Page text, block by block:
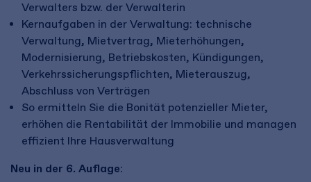
Verwalters bzw. der Verwalterin
Kernaufgaben in der Verwaltung: technische
Verwaltung, Mietvertrag, Mieterhöhungen,
Modernisierung, Betriebskosten, Kündigungen,
Verkehrssicherungspflichten, Mieterauszug,
Abschluss von Verträgen
So ermitteln Sie die Bonität potenzieller Mieter,
erhöhen die Rentabilität der Immobilie und managen
effizient Ihre Hausverwaltung
Neu in der 6. Auflage: